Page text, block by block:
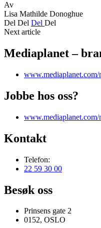
Av
Lisa Mathilde Donoghue
Del Del Del Del
Next article
Mediaplanet –
www.mediaplanet.com/
Jobbe hos oss?
Kontakt
Telefon:
22 59 30 00
Besøk oss
Prinsens gate 2
0152, OSLO